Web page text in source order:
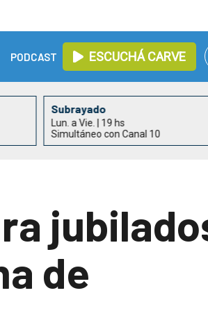
PODCAST ESCUCHÁ CARVE
Subrayado
Lun. a Vie. | 19 hs
Simultáneo con Canal 10
de